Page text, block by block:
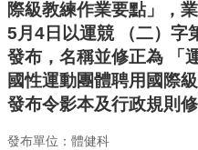
校
刊
專
欄
園
際級教練作業要點」，
5月4日以運競 （二）字
發布，名稱並修正為 「
國性運動團體聘用國際
發布令影本及行政規則修
發布單位：體健科